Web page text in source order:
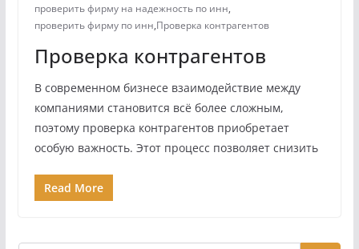
проверить фирму на надежность по инн,
проверить фирму по инн,Проверка контрагентов
Проверка контрагентов
В современном бизнесе взаимодействие между
компаниями становится всё более сложным,
поэтому проверка контрагентов приобретает
особую важность. Этот процесс позволяет снизить
Read More